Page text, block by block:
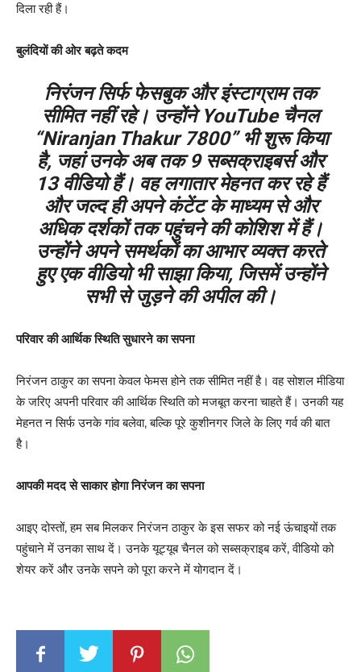
दिला रही हैं।
बुलंदियों की ओर बढ़ते कदम
निरंजन सिर्फ फेसबुक और इंस्टाग्राम तक
सीमित नहीं रहे। उन्होंने YouTube चैनल
“Niranjan Thakur 7800” भी शुरू किया
है, जहां उनके अब तक 9 सब्सक्राइबर्स और
13 वीडियो हैं। वह लगातार मेहनत कर रहे हैं
और जल्द ही अपने कंटेंट के माध्यम से और
अधिक दर्शकों तक पहुंचने की कोशिश में हैं।
उन्होंने अपने समर्थकों का आभार व्यक्त करते
हुए एक वीडियो भी साझा किया, जिसमें उन्होंने
सभी से जुड़ने की अपील की।
परिवार की आर्थिक स्थिति सुधारने का सपना
निरंजन ठाकुर का सपना केवल फेमस होने तक सीमित नहीं है। वह सोशल मीडिया
के जरिए अपनी परिवार की आर्थिक स्थिति को मजबूत करना चाहते हैं। उनकी यह
मेहनत न सिर्फ उनके गांव बलेवा, बल्कि पूरे कुशीनगर जिले के लिए गर्व की बात
है।
आपकी मदद से साकार होगा निरंजन का सपना
आइए दोस्तों, हम सब मिलकर निरंजन ठाकुर के इस सफर को नई ऊंचाइयों तक
पहुंचाने में उनका साथ दें। उनके यूट्यूब चैनल को सब्सक्राइब करें, वीडियो को
शेयर करें और उनके सपने को पूरा करने में योगदान दें।